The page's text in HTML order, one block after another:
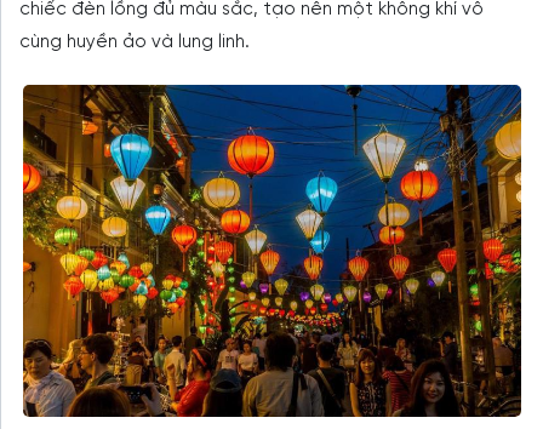
chiếc đèn lồng đủ màu sắc, tạo nên một không khí vô
cùng huyền ảo và lung linh.